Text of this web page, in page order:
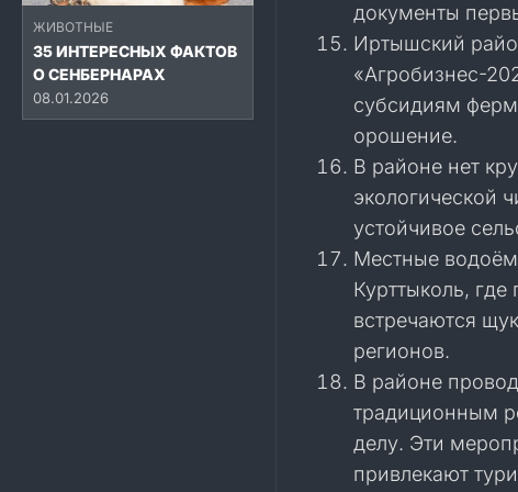
ЖИВОТНЫЕ
35 ИНТЕРЕСНЫХ ФАКТОВ
О СЕНБЕРНАРАХ
08.01.2026
документы
Иртышский
«Агробизнес-
субсидиям
орошение.
В районе нет
экологической
устойчивое
Местные
Курттыколь,
встречаются
регионов.
В районе
традиционным
делу. Эти
привлекают